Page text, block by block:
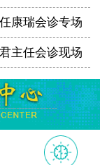
康瑞会诊专场
主任会诊现场